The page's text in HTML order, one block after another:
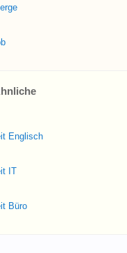
Englisch
IT
Büro